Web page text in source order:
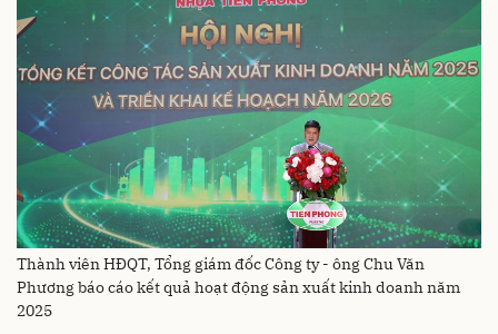
Thành viên HĐQT, Tổng giám đốc Công ty - ông Chu Văn
Phương báo cáo kết quả hoạt động sản xuất kinh doanh năm
2025